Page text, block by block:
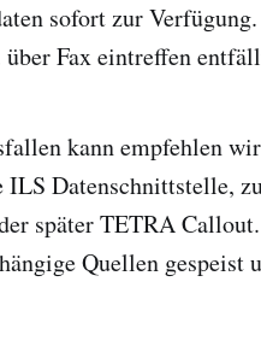
sofort zur
Fax eintreffen
kann empfehlen
Datenschnittstelle,
später TETRA
Quellen gespeist